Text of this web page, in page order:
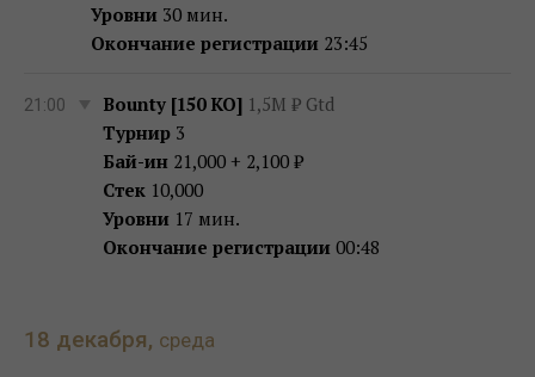
Уровни 30 мин.
Окончание регистрации 23:45
21:00 Bounty [150 KO] 1,5M ₽ Gtd
Турнир 3
Бай-ин 21,000 + 2,100 ₽
Стек 10,000
Уровни 17 мин.
Окончание регистрации 00:48
18 декабря, среда